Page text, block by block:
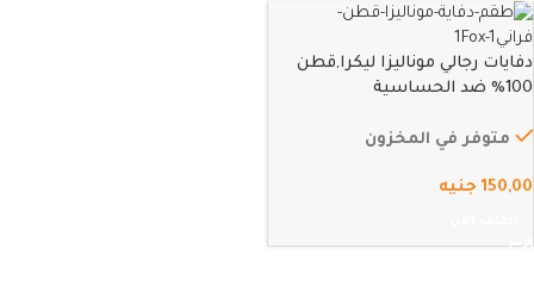
دفايات رجالي موناليزا ليكرا,قطن
100% ضد الحساسية
متوفر في المخزون
150,00 جنيه